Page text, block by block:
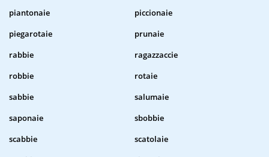
piantonaie
piccionaie
piegarotaie
prunaie
rabbie
ragazzaccie
robbie
rotaie
sabbie
salumaie
saponaie
sbobbie
scabbie
scatolaie